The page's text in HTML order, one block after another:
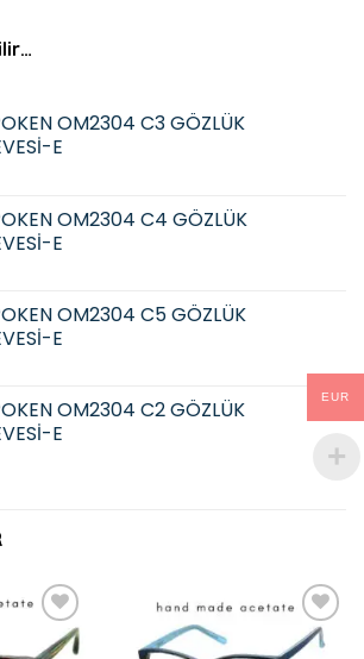
OM2304 C3 GÖZLÜK
E
OM2304 C4 GÖZLÜK
E
OM2304 C5 GÖZLÜK
E
OM2304 C2 GÖZLÜK
E
EUR